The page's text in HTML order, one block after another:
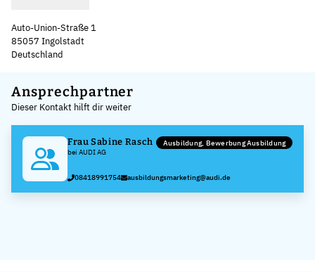
Auto-Union-Straße 1
85057 Ingolstadt
Deutschland
+
−
Ansprechpartner
Dieser Kontakt hilft dir weiter
Frau Sabine Rasch
bei AUDI AG
Ausbildung, Bewerbung Ausbildung
08418991754 ausbildungsmarketing@audi.de